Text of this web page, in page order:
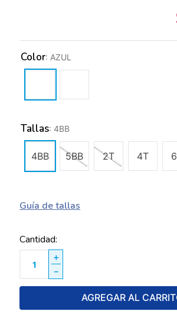
Tallas: 4BB
4BB 5BB 2T 4T
Color: AZUL
Guía de tallas
Cantidad
＋
－
AGREGAR AL